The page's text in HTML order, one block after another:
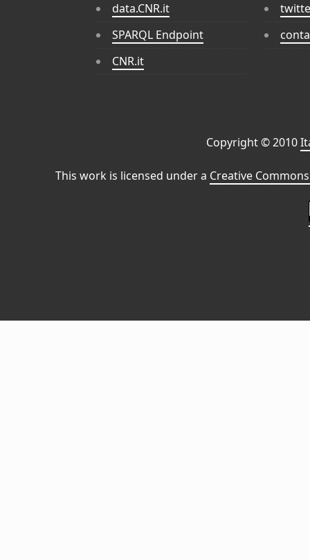
data.CNR.it
SPARQL Endpoint
CNR.it
Copyright © 2010
This work is licensed under a Creative